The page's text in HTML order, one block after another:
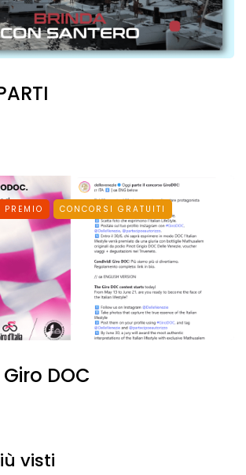
CONCORSI GRATUITI
DOC
visti